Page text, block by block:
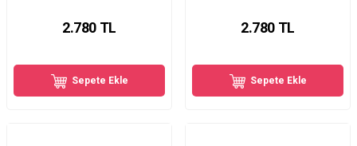
2.780 TL
Sepete Ekle
2.780 TL
Sepete Ekle